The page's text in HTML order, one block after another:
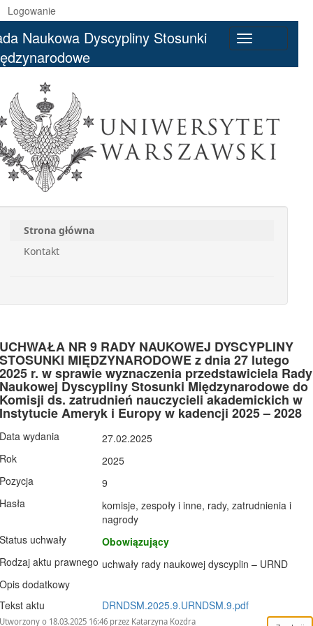
Logowanie
navigation
Naukowa Dyscypliny Stosunki
Strona główna
Kontakt
UCHWAŁA NR 9 RADY NAUKOWEJ DYSCYPLINY
STOSUNKI MIĘDZYNARODOWE z dnia 27 lutego
2025 r. w sprawie wyznaczenia przedstawiciela Rady
Naukowej Dyscypliny Stosunki Międzynarodowe do
Komisji ds. zatrudnień nauczycieli akademickich w
Instytucie Ameryk i Europy w kadencji 2025 – 2028
Data wydania
27.02.2025
Rok
2025
Pozycja
9
Hasła
komisje, zespoły i inne, rady, zatrudnienia i
nagrody
Status uchwały
Obowiązujący
Rodzaj aktu prawnego uchwały rady naukowej dyscyplin – URND
Opis dodatkowy
Tekst aktu
DRNDSM.2025.9.URNDSM.9.pdf
Utworzony o 18.03.2025 16:46 przez Katarzyna Kozdra